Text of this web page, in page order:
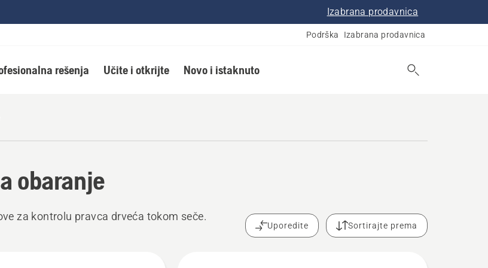
Izabrana prodavnica
Podrška Izabrana prodavnica
rešenja Učite i otkrijte Novo i istaknuto
obaranje
za kontrolu pravca drveća tokom seče.
Uporedite Sortirajte prema